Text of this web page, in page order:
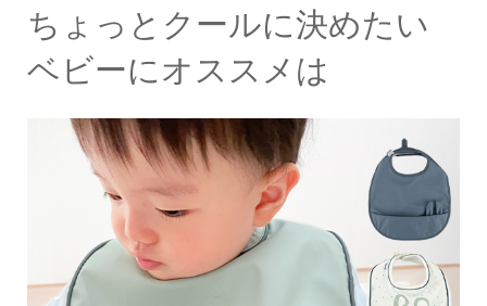
ちょっとクールに決めたい
ベビーにオススメは